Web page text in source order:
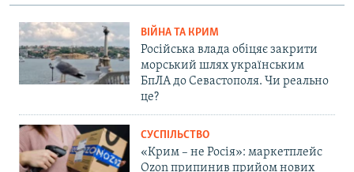
ВІЙНА ТА КРИМ
Російська влада обіцяє закрити
морський шлях українським
БпЛА до Севастополя. Чи реально
це?
СУСПІЛЬСТВО
«Крим – не Росія»: маркетплейс
Ozon припинив прийом нових